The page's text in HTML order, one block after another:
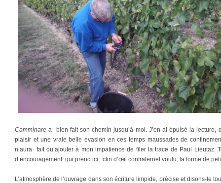
Camminare a bien fait son chemin jusqu’à moi. J’en ai épuisé la
plaisir et une vraie belle évasion en ces temps maussades de
n’aura fait qu’ajouter à mon impatience de filer la trace de Paul
d’encouragement qui prend ici, clin d’œil confraternel voulu, la forme de
L’atmosphère de l’ouvrage dans son écriture limpide, précise et disons-le